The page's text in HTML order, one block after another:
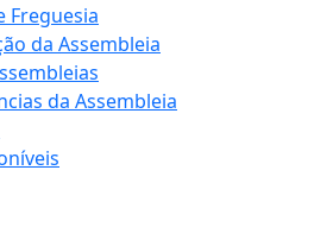
Freguesia
da Assembleia
da Assembleia